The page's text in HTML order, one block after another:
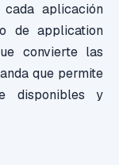
aplicación
de application
convierte las
que permite
disponibles y